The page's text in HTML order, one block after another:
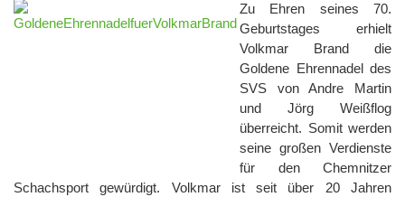
Zu Ehren seines 70.
Geburtstages erhielt
Volkmar Brand die
Goldene Ehrennadel des
SVS von Andre Martin
und Jörg Weißflog
überreicht. Somit werden
seine großen Verdienste
für den Chemnitzer
Schachsport gewürdigt. Volkmar ist seit über 20 Jahren